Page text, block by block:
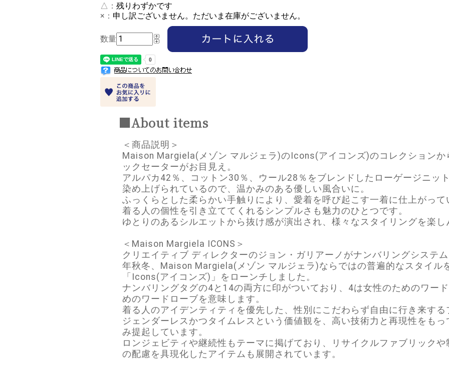
△： 残りわずかです
×： 申し訳ございません。ただいま在庫がございません。
数量
■About items
＜商品説明＞
Maison Margiela(メゾン マルジェラ)のIcons(アイコンズ)のコレクションか
ックセーターがお目見え。
アルパカ42％、コットン30％、ウール28％をブレンドしたローゲージニッ
染め上げられているので、温かみのある優しい風合いに。
ふっくらとした柔らかい手触りにより、愛着を呼び起こす一着に仕上がって
着る人の個性を引き立ててくれるシンプルさも魅力のひとつです。
ゆとりのあるシルエットから抜け感が演出され、様々なスタイリングを楽し
＜Maison Margiela ICONS＞
クリエイティブ ディレクターのジョン・ガリアーノがナンバリングシステ
年秋冬、Maison Margiela(メゾン マルジェラ)ならではの普遍的なスタイル
「Icons(アイコンズ)」をローンチしました。
ナンバリングタグの4と14の両方に印がついており、4は女性のためのワー
めのワードローブを意味します。
着る人のアイデンティティを優先した、性別にこだわらず自由に行き来する
ジェンダーレスかつタイムレスという価値観を、高い技術力と再現性をも
み提起しています。
ロンジェビティや継続性もテーマに掲げており、リサイクルファブリック
の配慮を具現化したアイテムも展開されています。